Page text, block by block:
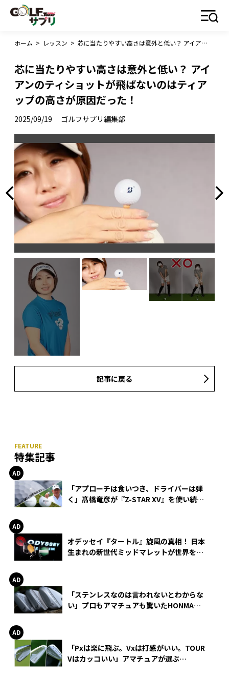
ホーム > レッスン > 芯に当たりやすい高さは意外と低い？ アイアンのティショットが飛ばないのはティアップの高さが原因だった！
芯に当たりやすい高さは意外と低い？ アイ
アンのティショットが飛ばないのはティア
ップの高さが原因だった！
2025/09/19 ゴルフサプリ編集部
記事に戻る
特集記事
「アプローチは食いつき、ドライバーは弾
く」髙橋竜彦が『Z-STAR XV』を使い続け
オデッセイ『タートル』旋風の真相！ 日本
生まれの新世代ミッドマレットが世界を席
「ステンレスなのは言われないとわからな
い」プロもアマチュアも驚いたHONMA
「Pxは楽に飛ぶ。Vxは打感がいい。TOUR
Vはカッコいい」アマチュアが選ぶ